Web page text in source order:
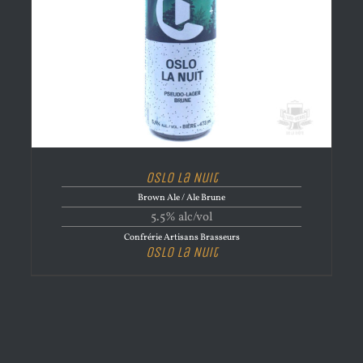
Oslo la Nuit
Brown Ale / Ale Brune
5.5% alc/vol
Confrérie Artisans Brasseurs
Oslo la Nuit